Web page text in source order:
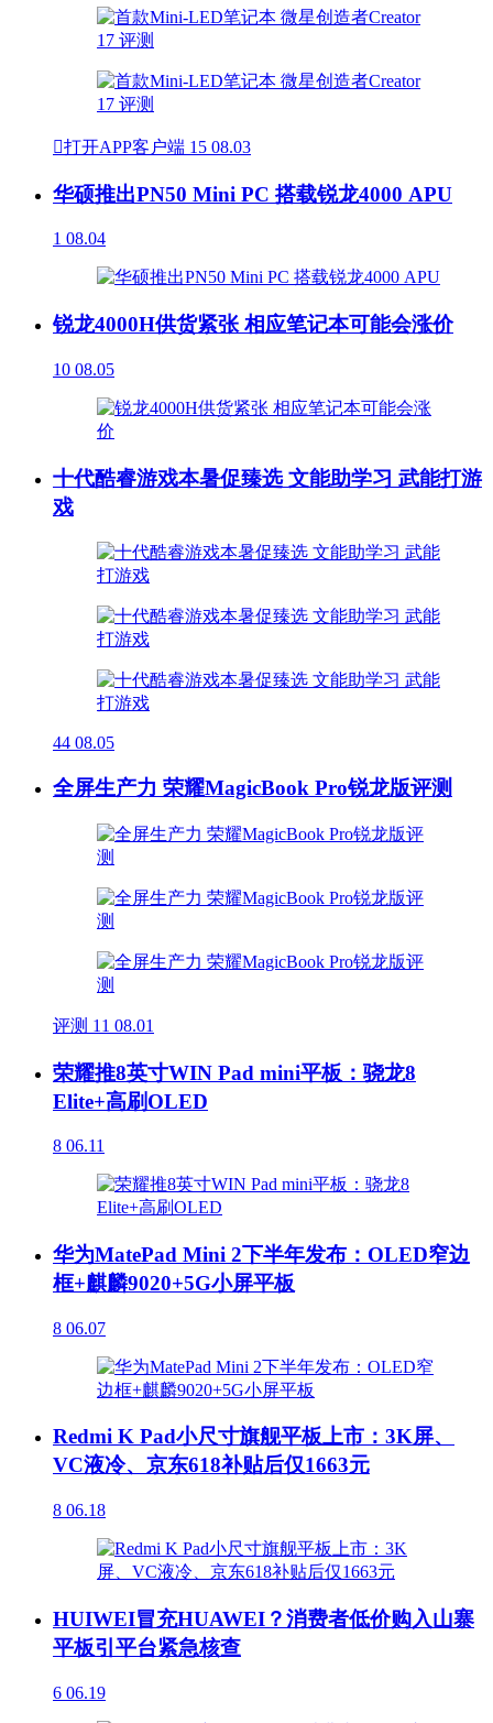
打开APP客户端 15 08.03
华硕推出PN50 Mini PC 搭载锐龙4000 APU
1 08.04
锐龙4000H供货紧张 相应笔记本可能会涨价
10 08.05
十代酷睿游戏本暑促臻选 文能助学习 武能打游
戏
44 08.05
全屏生产力 荣耀MagicBook Pro锐龙版评测
评测 11 08.01
荣耀推8英寸WIN Pad mini平板：骁龙8
Elite+高刷OLED
8 06.11
华为MatePad Mini 2下半年发布：OLED窄边
框+麒麟9020+5G小屏平板
8 06.07
Redmi K Pad小尺寸旗舰平板上市：3K屏、
VC液冷、京东618补贴后仅1663元
8 06.18
HUIWEI冒充HUAWEI？消费者低价购入山寨
平板引平台紧急核查
6 06.19